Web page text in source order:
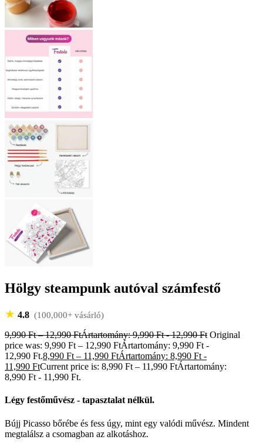
Hölgy steampunk autóval számfestő
★ 4.8 (100,000+ vásárló)
9,990Ft – 12,990FtÁrtartomány: 9,990 Ft - 12,990 Ft Original
price was: 9,990 Ft – 12,990 FtÁrtartomány: 9,990 Ft -
12,990 Ft.8,990 Ft – 11,990 FtÁrtartomány: 8,990 Ft -
11,990 FtCurrent price is: 8,990 Ft – 11,990 FtÁrtartomány:
8,990 Ft - 11,990 Ft.
Légy festőművész - tapasztalat nélkül.
Bújj Picasso bőrébe és fess úgy, mint egy valódi művész. Mindent
megtalálsz a csomagban az alkotáshoz.